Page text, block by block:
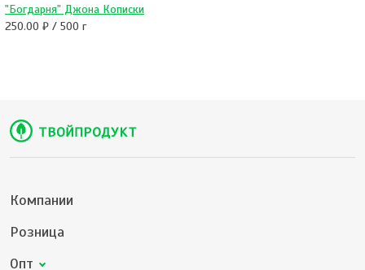
"Богдарня" Джона Кописки
250.00 ₽ / 500 г
Компании
Розница
Опт